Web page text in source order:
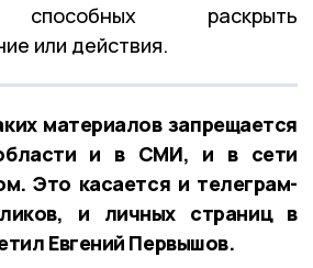
способных раскрыть
или действия.
материалов запрещается
и в СМИ, и в сети
Это касается и телеграм-
и личных страниц в
Евгений Первышов.